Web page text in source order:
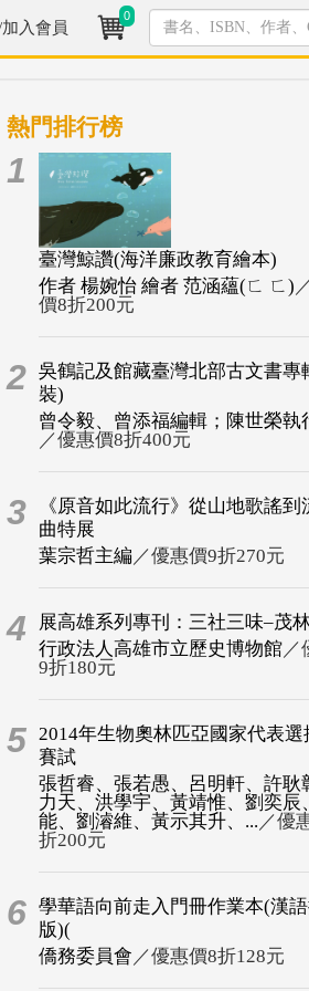
入會員
0
熱門排行榜
1
臺灣鯨讚(海洋廉政教育繪本)
作者 楊婉怡 繪者 范涵蘊(ㄈ ㄈ)
價8折200元
2 吳鶴記及館藏臺灣北部古文書專
裝)
曾令毅、曾添福編輯；陳世榮執
／優惠價8折400元
3
《原音如此流行》從山地歌謠到
曲特展
葉宗哲主編 ／優惠價9折270元
4
展高雄系列專刊：三社三味–茂
行政法人高雄市立歷史博物館／
9折180元
5 2014年生物奧林匹亞國家代表選
賽試
張哲睿、張若愚、呂明軒、許耿
力天、洪學宇、黃靖惟、劉奕辰
能、劉濬維、黃示其升、... ／優
折200元
6 學華語向前走入門冊作業本(漢
版)(
僑務委員會 ／優惠價8折128元